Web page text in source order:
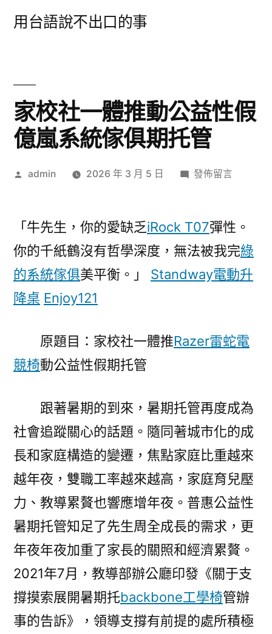
用台語說不出口的事
家校社一體推動公益性假
億嵐系統傢俱期托管
作
admin 2026 年 3 月 5 日
在
社
一
體
推
性
系
統
俱
期
托
管〉
發佈留言
「牛先生，你的愛缺乏iRock T07彈性。
你的千紙鶴沒有哲學深度，無法被我完綠
的系統傢俱美平衡。」 Standway電動升
降桌 Enjoy121
原題目：家校社一體推Razer雷蛇電
競椅動公益性假期托管
跟著暑期的到來，暑期托管再度成為
社會追蹤關心的話題。隨同著城市化的成
長和家庭構造的變遷，焦點家庭比重越來
越年夜，雙職工率越來越高，家庭育兒壓
力、教導累贅也響應增年夜。普惠公益性
暑期托管知足了先生周全成長的需求，更
年夜年夜加重了家長的關照和經濟累贅。
2021年7月，教導部辦公廳印發《關于支
撐摸索展開暑期托backbone工學椅管辦
事的告訴》，領導支撐有前提的處所積極